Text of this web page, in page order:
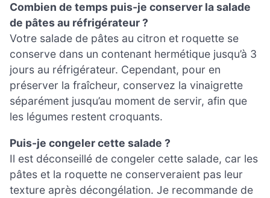
Combien de temps puis-je conserver la salade
de pâtes au réfrigérateur ?
Votre salade de pâtes au citron et roquette se
conserve dans un contenant hermétique jusqu’à 3
jours au réfrigérateur. Cependant, pour en
préserver la fraîcheur, conservez la vinaigrette
séparément jusqu’au moment de servir, afin que
les légumes restent croquants.
Puis-je congeler cette salade ?
Il est déconseillé de congeler cette salade, car les
pâtes et la roquette ne conserveraient pas leur
texture après décongélation. Je recommande de